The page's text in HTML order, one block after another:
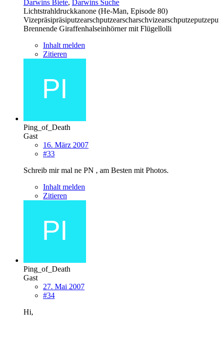
Darwins Biete, Darwins Suche
Lichtstrahldruckkanone (He-Man, Episode 80)
Brennende Giraffenhalseinhörner mit Flügellolli
Inhalt melden
Zitieren
Ping_of_Death
Gast
16. März 2007
#33
Schreib mir mal ne PN , am Besten mit Photos.
Inhalt melden
Zitieren
Ping_of_Death
Gast
27. Mai 2007
#34
Hi,